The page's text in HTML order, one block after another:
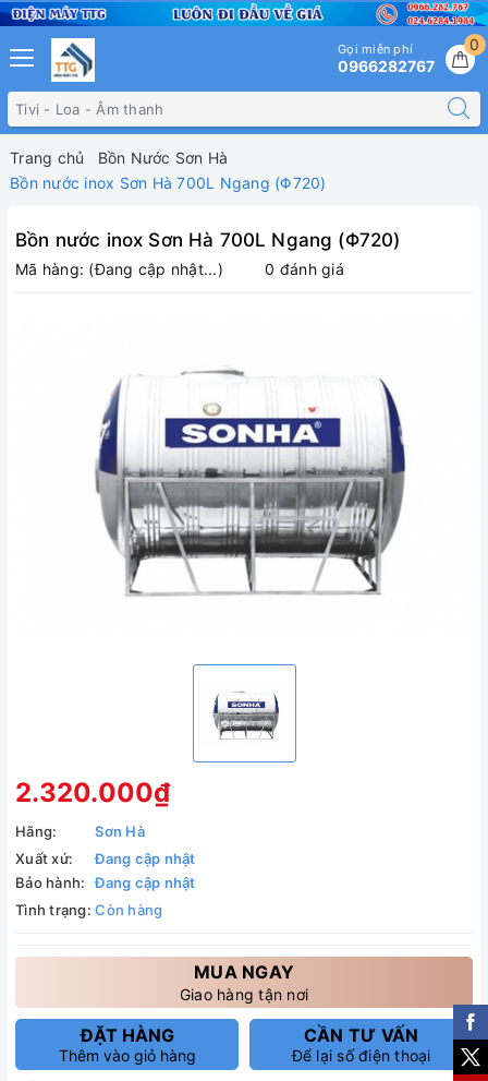
0
Gọi miễn phí
0966282767
Trang chủ
Bồn Nước Sơn Hà
Bồn nước inox Sơn Hà 700L Ngang (Φ720)
Bồn nước inox Sơn Hà 700L Ngang (Φ720)
Mã hàng: (Đang cập nhật...) 0 đánh giá
2.320.000₫
Hãng:
Sơn Hà
Xuất xứ:
Đang cập nhật
Bảo hành:
Đang cập nhật
Tình trạng: Còn hàng
MUA NGAY
Giao hàng tận nơi
ĐẶT HÀNG
Thêm vào giỏ hàng
CẦN TƯ VẤN
Để lại số điện thoại